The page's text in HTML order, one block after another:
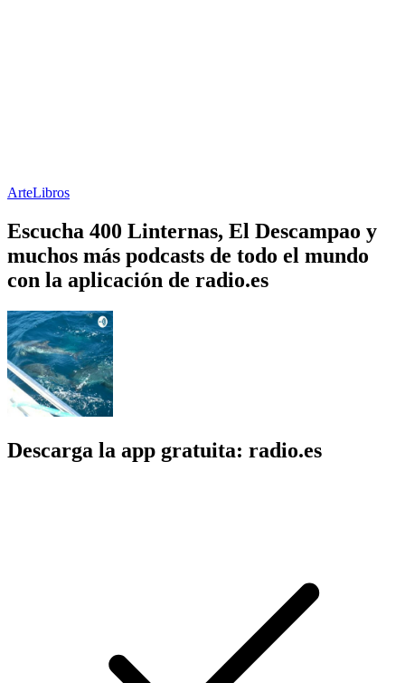
ArteLibros
Escucha 400 Linternas, El Descampao y
muchos más podcasts de todo el mundo
con la aplicación de radio.es
Descarga la app gratuita: radio.es